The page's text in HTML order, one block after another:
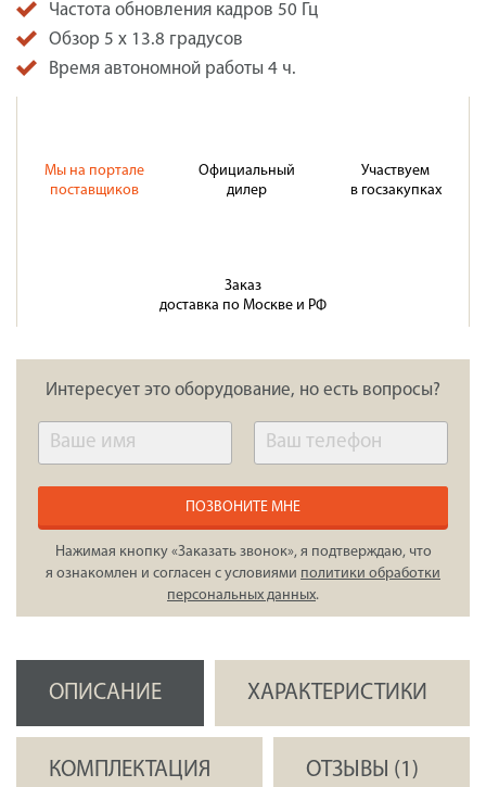
Частота обновления кадров 50 Гц
Обзор 5 x 13.8 градусов
Время автономной работы 4 ч.
Мы на портале
поставщиков
Официальный
дилер
Участвуем
в госзакупках
Заказ
доставка по Москве и РФ
Интересует это оборудование, но есть вопросы?
ПОЗВОНИТЕ МНЕ
Нажимая кнопку «Заказать звонок», я подтверждаю, что
я ознакомлен и согласен с условиями политики обработки
персональных данных.
ОПИСАНИЕ ХАРАКТЕРИСТИКИ
КОМПЛЕКТАЦИЯ ОТЗЫВЫ (1)